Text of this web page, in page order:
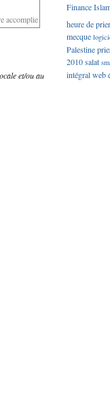
accomplie
et/ou au
Finance
heure de
mecque
Palestine
2010salat
intégralweb